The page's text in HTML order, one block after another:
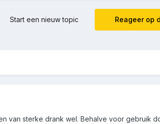
Reageer op
Start een nieuw topic
van sterke drank wel. Behalve voor gebruik